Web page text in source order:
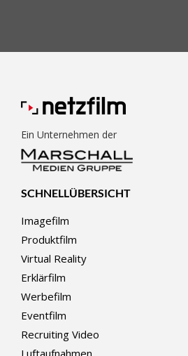
Ein Unternehmen der
SCHNELLÜBERSICHT
Imagefilm
Produktfilm
Virtual Reality
Erklärfilm
Werbefilm
Eventfilm
Recruiting Video
Luftaufnahmen